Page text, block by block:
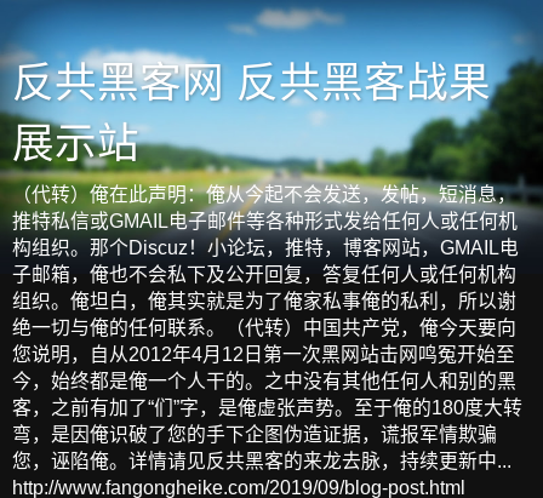
反共黑客网 反共黑客战果
展示站
（代转）俺在此声明：俺从今起不会发送，发帖，短消息，
推特私信或GMAIL电子邮件等各种形式发给任何人或任何机
构组织。那个Discuz！小论坛，推特，博客网站，GMAIL电
子邮箱，俺也不会私下及公开回复，答复任何人或任何机构
组织。俺坦白，俺其实就是为了俺家私事俺的私利，所以谢
绝一切与俺的任何联系。（代转）中国共产党，俺今天要向
您说明，自从2012年4月12日第一次黑网站击网鸣冤开始至
今，始终都是俺一个人干的。之中没有其他任何人和别的黑
客，之前有加了“们”字，是俺虚张声势。至于俺的180度大转
弯，是因俺识破了您的手下企图伪造证据，谎报军情欺骗
您，诬陷俺。详情请见反共黑客的来龙去脉，持续更新中...
http://www.fangongheike.com/2019/09/blog-post.html